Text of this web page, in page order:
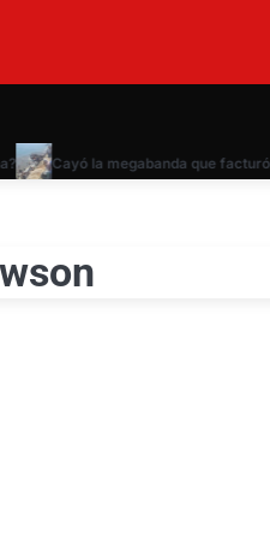
Cayó la megabanda que facturó